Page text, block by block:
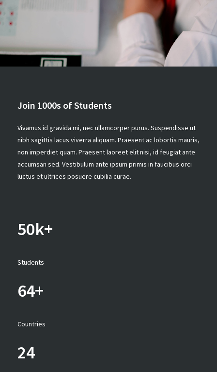
Join 1000s of Students
Vivamus id gravida mi, nec ullamcorper purus. Suspendisse ut
nibh sagittis lacus viverra aliquam. Praesent ac lobortis mauris,
non imperdiet quam. Praesent laoreet elit nisi, id feugiat ante
accumsan sed. Vestibulum ante ipsum primis in faucibus orci
luctus et ultrices posuere cubilia curae.
50k+
Students
64+
Countries
24